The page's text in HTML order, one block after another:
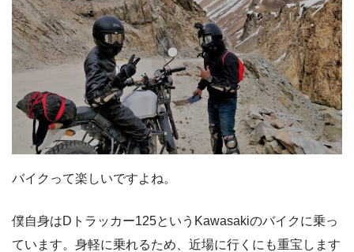
バイクって楽しいですよね。
僕自身はDトラッカー125というKawasakiのバイクに乗っ
ています。身軽に乗れるため、近場に行くにも重宝します